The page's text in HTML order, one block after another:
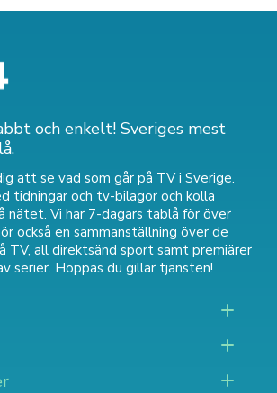
och enkelt! Sveriges mest
att se vad som går på TV i Sverige.
tidningar och tv-bilagor och kolla
nätet. Vi har 7-dagars tablå för över
också en sammanställning över de
TV, all direktsänd sport samt premiärer
serier. Hoppas du gillar tjänsten!